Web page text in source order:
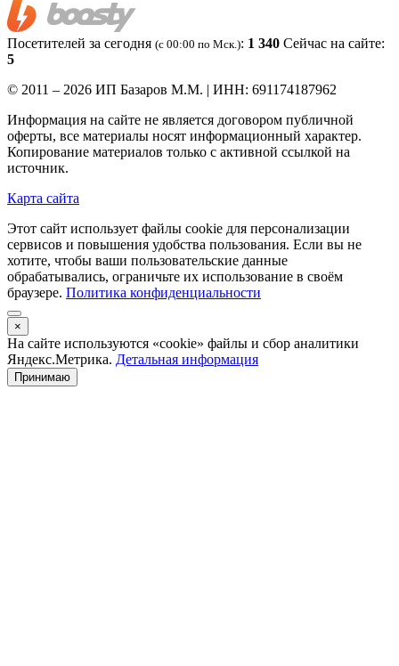
Посетителей за сегодня (c 00:00 по Мск.): 1 340 Сейчас на сайте:
5
© 2011 – 2026 ИП Базаров М.М. | ИНН: 691174187962
Информация на сайте не является договором публичной
оферты, все материалы носят информационный характер.
Копирование материалов только с активной ссылкой на
источник.
Карта сайта
Этот сайт использует файлы cookie для персонализации
сервисов и повышения удобства пользования. Если вы не
хотите, чтобы ваши пользовательские данные
обрабатывались, ограничьте их использование в своём
браузере. Политика конфиденциальности
×
На сайте используются «cookie» файлы и сбор аналитики
Яндекс.Метрика. Детальная информация
Принимаю